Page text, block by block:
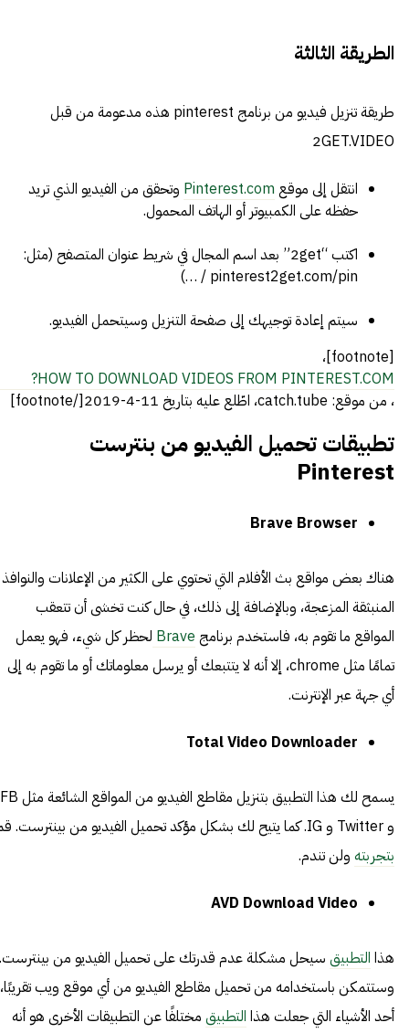
الطريقة الثالثة
طريقة تنزيل فيديو من برنامج pinterest هذه مدعومة من قبل
2GET.VIDEO
انتقل إلى موقع Pinterest.com وتحقق من الفيديو الذي تريد
حفظه على الكمبيوتر أو الهاتف المحمول.
اكتب “2get” بعد اسم المجال في شريط عنوان المتصفح (مثل:
pinterest2get.com/pin / …)
سيتم إعادة توجيهك إلى صفحة التنزيل وسيتحمل الفيديو.
[footnote]،
HOW TO DOWNLOAD VIDEOS FROM PINTEREST.COM?
، من موقع: catch.tube، اطّلع عليه بتاريخ 11-4-2019[/footnote]
تطبيقات تحميل الفيديو من بنترست
Pinterest
Brave Browser
هناك بعض مواقع بث الأفلام التي تحتوي على الكثير من الإعلانات والنوافذ
المنبثقة المزعجة، وبالإضافة إلى ذلك، في حال كنت تخشى أن تتعقب
المواقع ما تقوم به، فاستخدم برنامج Brave لحظر كل شيء، فهو يعمل
تمامًا مثل chrome، إلا أنه لا يتتبعك أو يرسل معلوماتك أو ما تقوم به إلى
أي جهة عبر الإنترنت.
Total Video Downloader
يسمح لك هذا التطبيق بتنزيل مقاطع الفيديو من المواقع الشائعة مثل FB
و Twitter و IG. كما يتيح لك بشكل مؤكد تحميل الفيديو من بينترست. قم
بتجربته ولن تندم.
AVD Download Video
هذا التطبيق سيحل مشكلة عدم قدرتك على تحميل الفيديو من بينترست.
وستتمكن باستخدامه من تحميل مقاطع الفيديو من أي موقع ويب تقريبًا،
أحد الأشياء التي جعلت هذا التطبيق مختلفًا عن التطبيقات الأخرى هو أنه